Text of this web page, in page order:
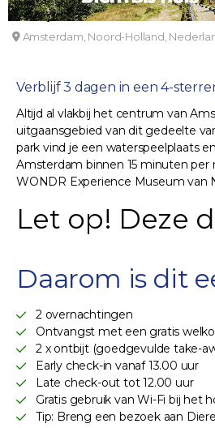
Holiday Inn Amsterdam - Arena
Amsterdam, Noord-Holland,
Verblijf 3 dagen in een 4-
Altijd al vlakbij het centrum van
uitgaansgebied van dit gedeelte
park vind je een waterspeelplaats
Amsterdam binnen 15 minuten per
WONDR Experience Museum van
Let op! Deze
Daarom is dit
2 overnachtingen
Ontvangst met een gratis
2 x ontbijt (goedgevulde take-
Early check-in vanaf 13.00 uur
Late check-out tot 12.00 uur
Gratis gebruik van Wi-Fi bij het
Tip: Breng een bezoek aan